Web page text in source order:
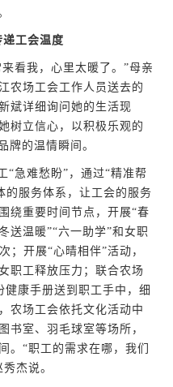
工会温度
看我，心里太暖了。”母亲
农场工会工作人员送去的
斌详细询问她的生活现
树立信心，以积极乐观的
牌的温情瞬间。
“急难愁盼”，通过“精准帮
的服务体系，让工会的服务
绕重要时间节点，开展“春
送温暖”“六一助学”和女职
；开展“心晴相伴”活动，
职工释放压力；联合农场
健康手册送到职工手中，细
农场工会依托文化活动中
书室、羽毛球室等场所，
。“职工的需求在哪，我们
杰说。